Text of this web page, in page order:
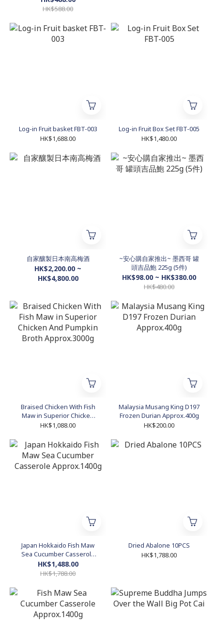
HK$588.00
Log-in Fruit basket FBT-003
HK$1,688.00
Log-in Fruit Box Set FBT-005
HK$1,480.00
自家釀製日本南高梅酒
HK$2,200.00 ~
HK$4,800.00
~安心購自家推出~ 墨西哥 罐
頭吉品鮑 225g (5件)
HK$98.00 ~ HK$380.00
HK$480.00
Braised Chicken With Fish
Maw in Superior Chicken
And Pumpkin Broth
HK$1,088.00
Malaysia Musang King D197
Frozen Durian Approx.400g
HK$200.00
Japan Hokkaido Fish Maw
Sea Cucumber Casserole
Approx.1400g
HK$1,488.00
HK$1,788.00
Dried Abalone 10PCS
HK$1,788.00